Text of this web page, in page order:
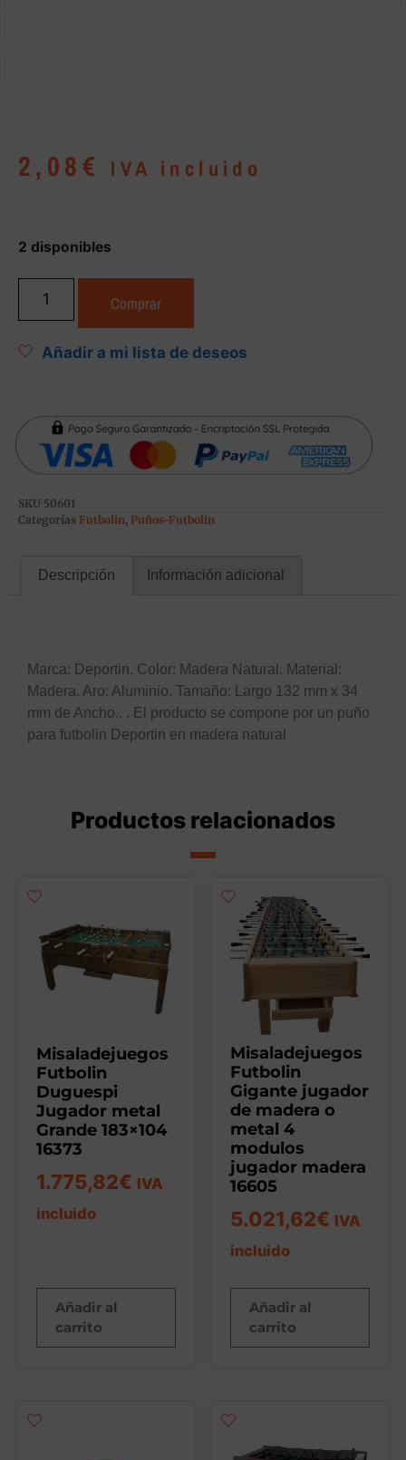
2,08€ IVA incluido
2 disponibles
Comprar
Añadir a mi lista de deseos
SKU 50601
Categorías Futbolin, Puños-Futbolin
Descripción Información adicional
Marca: Deportin. Color: Madera Natural. Material:
Madera. Aro: Aluminio. Tamaño: Largo 132 mm x 34
mm de Ancho.. . El producto se compone por un puño
para futbolin Deportin en madera natural
Productos relacionados
Misaladejuegos
Futbolin
Duguespi
Jugador metal
Grande 183×104
16373
1.775,82€ IVA
incluido
Añadir al
carrito
Misaladejuegos
Futbolin
Gigante jugador
de madera o
metal 4
modulos
jugador madera
16605
5.021,62€ IVA
incluido
Añadir al
carrito